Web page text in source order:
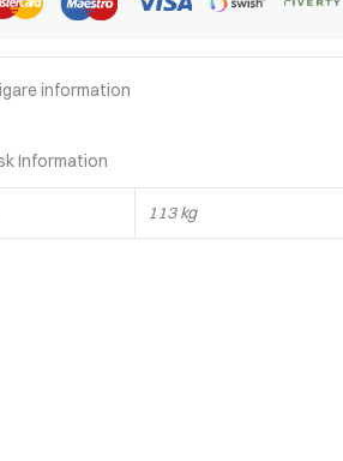
information
Information
113 kg